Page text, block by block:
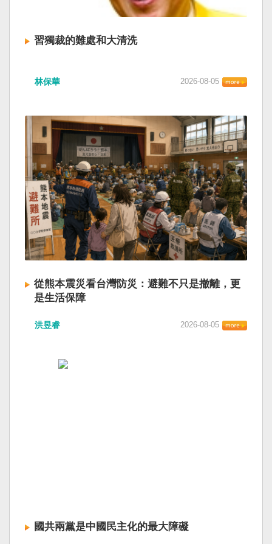
習獨裁的難處和大清洗
林保華 2026-08-05
從熊本震災看台灣防災：避難不只是撤離，更
是生活保障
洪昱睿 2026-08-05
國共兩黨是中國民主化的最大障礙